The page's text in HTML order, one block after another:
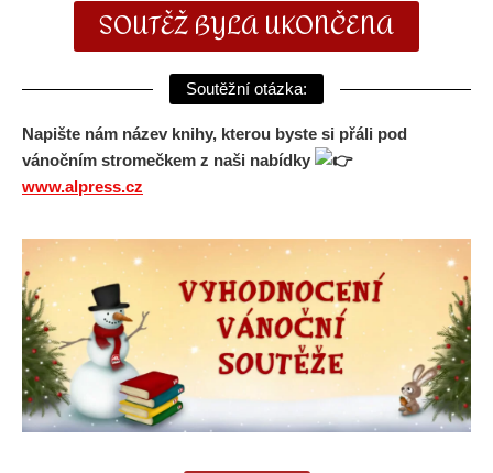
SOUTĚŽ BYLA UKONČENA
Soutěžní otázka:
Napište nám název knihy, kterou byste si přáli pod
vánočním stromečkem z naši nabídky
www.alpress.cz